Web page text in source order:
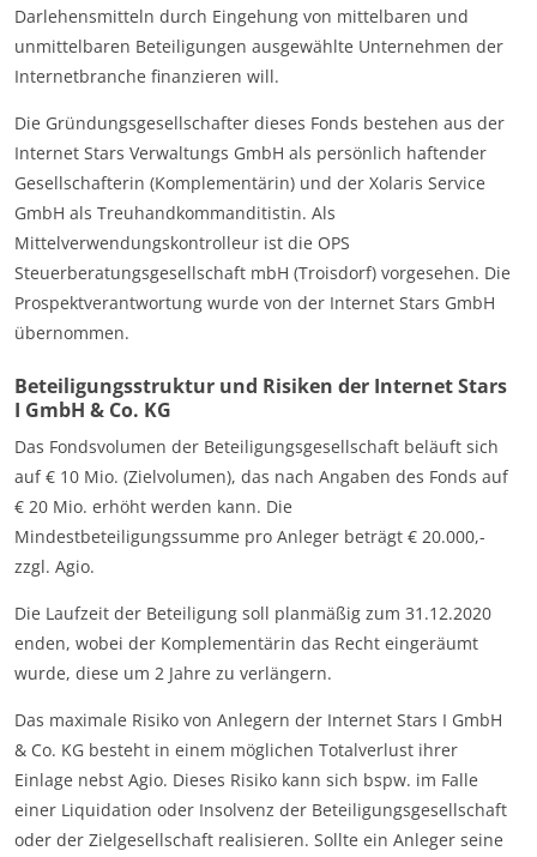
Darlehensmitteln durch Eingehung von mittelbaren und
unmittelbaren Beteiligungen ausgewählte Unternehmen der
Internetbranche finanzieren will.
Die Gründungsgesellschafter dieses Fonds bestehen aus der
Internet Stars Verwaltungs GmbH als persönlich haftender
Gesellschafterin (Komplementärin) und der Xolaris Service
GmbH als Treuhandkommanditistin. Als
Mittelverwendungskontrolleur ist die OPS
Steuerberatungsgesellschaft mbH (Troisdorf) vorgesehen. Die
Prospektverantwortung wurde von der Internet Stars GmbH
übernommen.
Beteiligungsstruktur und Risiken der Internet Stars
I GmbH & Co. KG
Das Fondsvolumen der Beteiligungsgesellschaft beläuft sich
auf € 10 Mio. (Zielvolumen), das nach Angaben des Fonds auf
€ 20 Mio. erhöht werden kann. Die
Mindestbeteiligungssumme pro Anleger beträgt € 20.000,-
zzgl. Agio.
Die Laufzeit der Beteiligung soll planmäßig zum 31.12.2020
enden, wobei der Komplementärin das Recht eingeräumt
wurde, diese um 2 Jahre zu verlängern.
Das maximale Risiko von Anlegern der Internet Stars I GmbH
& Co. KG besteht in einem möglichen Totalverlust ihrer
Einlage nebst Agio. Dieses Risiko kann sich bspw. im Falle
einer Liquidation oder Insolvenz der Beteiligungsgesellschaft
oder der Zielgesellschaft realisieren. Sollte ein Anleger seine